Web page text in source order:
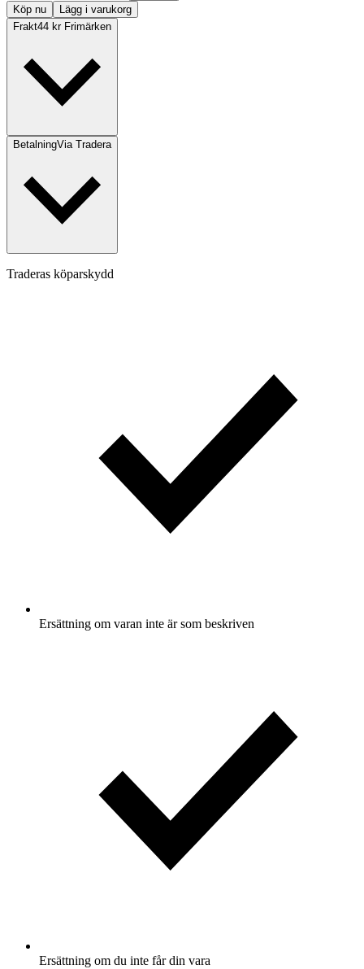
Köp nu
Lägg i varukorg
Frakt44 kr Frimärken
BetalningVia Tradera
Traderas köparskydd
Ersättning om varan inte är som beskriven
Ersättning om du inte får din vara